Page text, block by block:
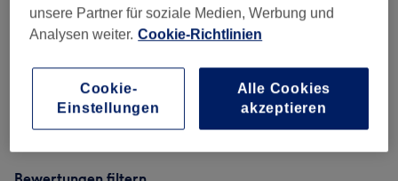
Ambiente
unsere Partner für soziale Medien, Werbung und
Analysen weiter. Cookie-Richtlinien
Cookie-
Einstellungen
Alle Cookies
akzeptieren